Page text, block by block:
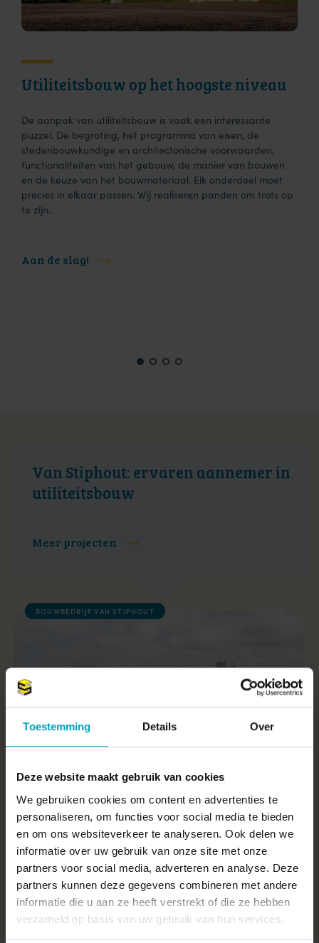
Toestemming Details Over
Deze website maakt gebruik van cookies
We gebruiken cookies om content en advertenties te
personaliseren, om functies voor social media te bieden
en om ons websiteverkeer te analyseren. Ook delen we
informatie over uw gebruik van onze site met onze
partners voor social media, adverteren en analyse. Deze
partners kunnen deze gegevens combineren met andere
informatie die u aan ze heeft verstrekt of die ze hebben
verzameld op basis van uw gebruik van hun services.
Utiliteitsbouw op het hoogste niveau
De aanpak van utiliteitsbouw is vaak een interessante
puzzel. De begroting, het programma van eisen, de
stedenbouwkundige en architectonische voorwaarden,
functionaliteiten van het gebouw, de manier van bouwen
en de keuze van het bouwmateriaal. Elk onderdeel moet
precies in elkaar passen. Wij realiseren panden om trots op
te zijn.
Aan de slag!
Van Stiphout: ervaren aannemer in
utiliteitsbouw
Meer projecten
BOUWBEDRIJF VAN STIPHOUT
Rendac Son
Project bekijken